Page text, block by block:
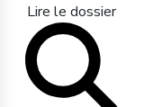
Lire le dossier